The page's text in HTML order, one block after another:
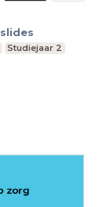
slides
Studiejaar 2